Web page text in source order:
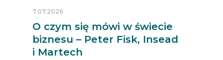
O czym się mówi w świecie
biznesu – Peter Fisk, Insead
i Martech
7.07.2026